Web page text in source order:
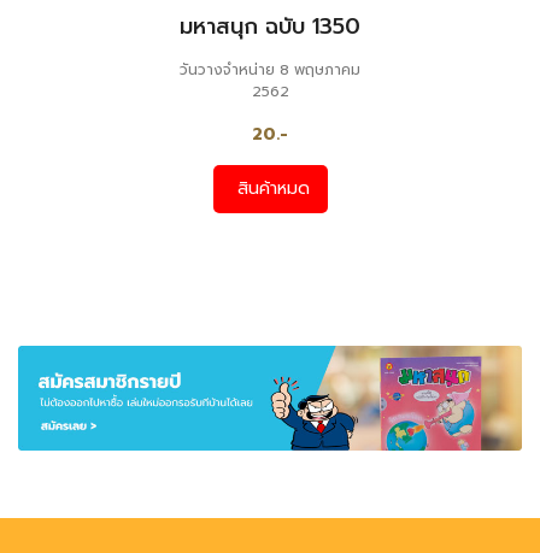
มหาสนุก ฉบับ 1350
วันวางจำหน่าย 8 พฤษภาคม
2562
20.-
สินค้าหมด